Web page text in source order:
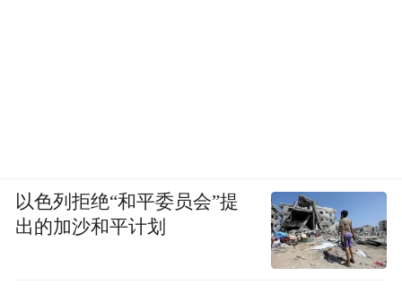
以色列拒绝“和平委员会”提
出的加沙和平计划